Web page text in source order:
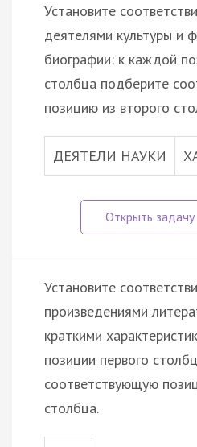
Установите
деятелями культуры и
биографии: к каждой
столбца подберите
позицию из второго
ДЕЯТЕЛИ НАУКИ
Установите
произведениями
краткими
позиции первого
соответствующую
столбца.